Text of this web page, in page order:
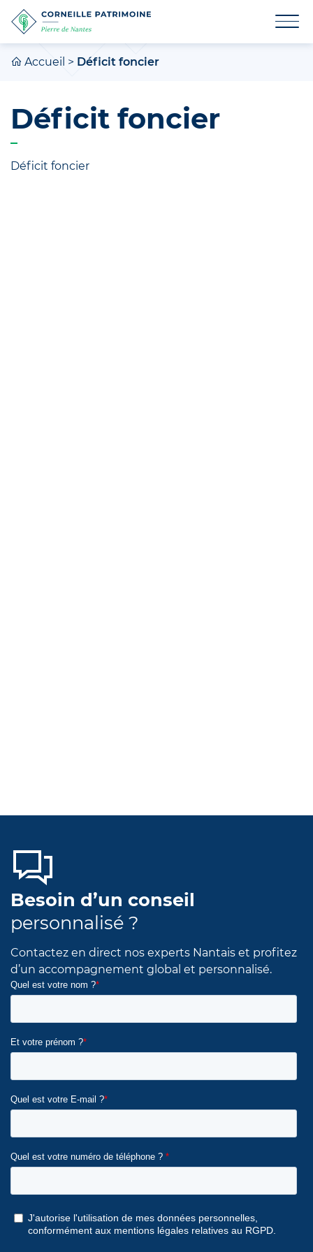
Accueil > Déficit foncier
Déficit foncier
Déficit foncier
Besoin d’un conseil
personnalisé ?
Contactez en direct nos experts Nantais et profitez
d’un accompagnement global et personnalisé.